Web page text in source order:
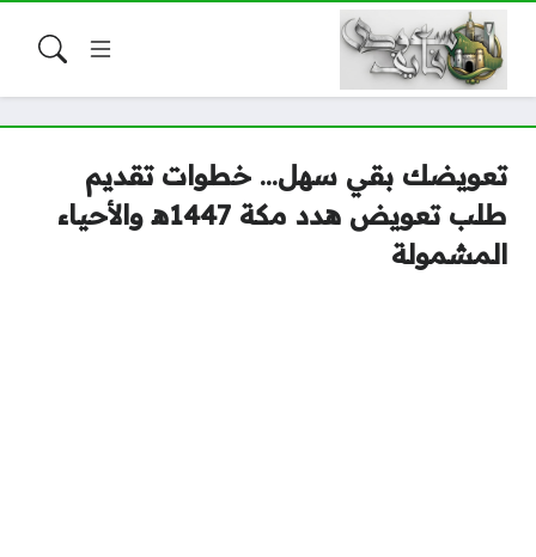
تعويضك بقي سهل… خطوات تقديم
طلب تعويض هدد مكة 1447ه‍ والأحياء
المشمولة